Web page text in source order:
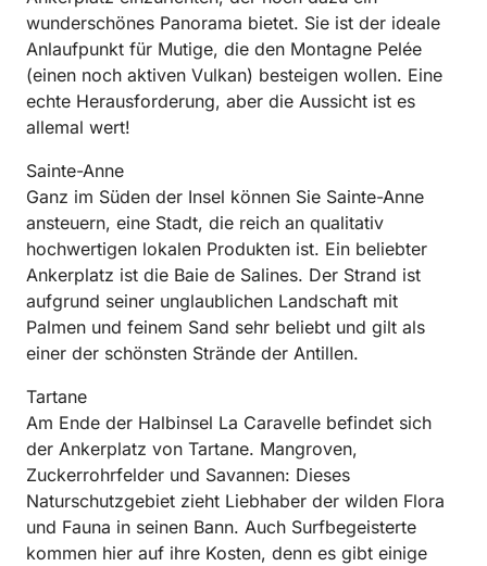
wunderschönes Panorama bietet. Sie ist der ideale
Anlaufpunkt für Mutige, die den Montagne Pelée
(einen noch aktiven Vulkan) besteigen wollen. Eine
echte Herausforderung, aber die Aussicht ist es
allemal wert!
Sainte-Anne
Ganz im Süden der Insel können Sie Sainte-Anne
ansteuern, eine Stadt, die reich an qualitativ
hochwertigen lokalen Produkten ist. Ein beliebter
Ankerplatz ist die Baie de Salines. Der Strand ist
aufgrund seiner unglaublichen Landschaft mit
Palmen und feinem Sand sehr beliebt und gilt als
einer der schönsten Strände der Antillen.
Tartane
Am Ende der Halbinsel La Caravelle befindet sich
der Ankerplatz von Tartane. Mangroven,
Zuckerrohrfelder und Savannen: Dieses
Naturschutzgebiet zieht Liebhaber der wilden Flora
und Fauna in seinen Bann. Auch Surfbegeisterte
kommen hier auf ihre Kosten, denn es gibt einige